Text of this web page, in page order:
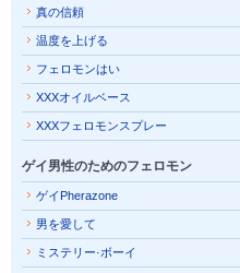
真の信頼
温度を上げる
フェロモンはい
XXXオイルベース
XXXフェロモンスプレー
ゲイ男性のためのフェロモン
ゲイPherazone
男を愛して
ミステリー·ボーイ